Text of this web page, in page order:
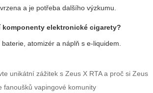
a je potřeba dalšího výzkumu.
komponenty elektronické cigarety?
atomizér a náplň s e-liquidem.
unikátní zážitek s Zeus X RTA a proč si Zeus
fanoušků vapingové komunity